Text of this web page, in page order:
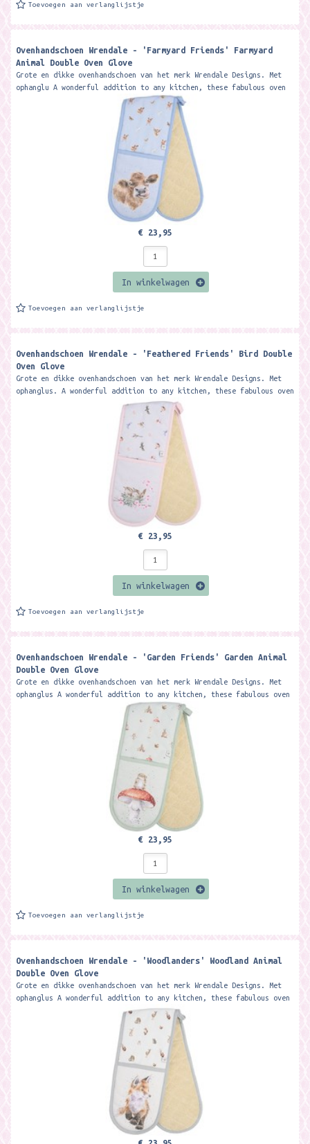
Toevoegen aan verlanglijstje
Ovenhandschoen Wrendale - 'Farmyard Friends' Farmyard
Animal Double Oven Glove
Grote en dikke ovenhandschoen van het merk Wrendale Designs. Met
ophanglu A wonderful addition to any kitchen, these fabulous oven
€ 23,95
In winkelwagen
Toevoegen aan verlanglijstje
Ovenhandschoen Wrendale - 'Feathered Friends' Bird Double
Oven Glove
Grote en dikke ovenhandschoen van het merk Wrendale Designs. Met
ophanglus. A wonderful addition to any kitchen, these fabulous oven
€ 23,95
In winkelwagen
Toevoegen aan verlanglijstje
Ovenhandschoen Wrendale - 'Garden Friends' Garden Animal
Double Oven Glove
Grote en dikke ovenhandschoen van het merk Wrendale Designs. Met
ophanglus A wonderful addition to any kitchen, these fabulous oven
€ 23,95
In winkelwagen
Toevoegen aan verlanglijstje
Ovenhandschoen Wrendale - 'Woodlanders' Woodland Animal
Double Oven Glove
Grote en dikke ovenhandschoen van het merk Wrendale Designs. Met
ophanglus A wonderful addition to any kitchen, these fabulous oven